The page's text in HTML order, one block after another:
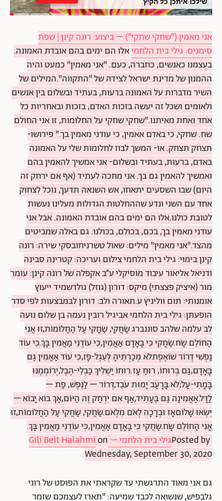
אני מאמין ("שחקי שחקי") – ביצוע: רונה קינן | שפת
סימנים: גילי בית הלחמיאלו הם ימים בהם אובדת האמונה.
בעצמנו כאנשים, כחברה, כעם. "אני מאמין" כמעט והיה
ההמנון של מדינת ישראל לצידה של "התקווה".המילים של
השיר מדברות על האמונה ברעות, בעתיד ובשלום בין אנשים
ולאומים ושכל זה יעשה בזכות האדם, בזכות ובאחריות כל
אחד ואחת מאיתנו."שחקי שחקי על החלומות, זו אני החולם
שח. שחקי, כי באדם אאמין, כי עודני מאמין בך." פירושו-
תצחק תצחק. או- המשך לבוז לחלומות שלי על האמונה
באדם, ברעות, בעתיד ובשלום- אני אמשיך להאמין בהם
ואמשיך להאמין גם בך. אני מחכה לעתיד (אף אם ירחק זה
היום) שבו השסעים יתאחו, אש השנאה תדעך, נוכל לצחוק
אחד עם השני ונדע שההחלטות הגדולות מעלינו נעשות
לטובת כולנו.אלו הם ימים בהם אובדת האמונה. אבל אני
עודני מאמין בך, בכם, בכולם, בכולנו. גם באלה שמביטים
מהצד."אני מאמין" מילים: שאול טשרניחובסקי שירה: רונה
קינן בימוי: גילי בית הלחמי צילום ועריכה: קטרינה סבינה
ודניאל אליאור עיבוד מוסיקלי ע”ב אקפלה של רונה קינן: עומר
מור (איציק פצצתי) מיקס: דורון (גוזל) גולדשמיד ייעוץ
אומנותי: תום ווליניץ ע.תאורה ולב: דורון לבמבצעות לפי סדר
הופעתן: גילי בית הלחמי אביגיל רובין נעמה בן שלום נועה
לב עלמה שלהב סוננברג שַׂחֲקִי, שַׂחֲקִי עַל הַחֲלוֹמוֹת,זוּ אֲנִי
הַחוֹלֵם שָֹח.שַׂחֲקִי כִּי בָאָדָם אַאֲמִין,כִּי עוֹדֶנִּי מַאֲמִין בָּךְ.כִּי עוֹד
נַפְשִׁי דְּרוֹר שׁוֹאֶפֶתלֹא מְכַרְתִּיהָ לְעֵגֶל-פָּז,כִּי עוֹד אַאֲמִין גַּם
בָּאָדָם,גַּם בְּרוּחוֹ, רוּחַ עָז.רוּחוֹ יַשְׁלִיךְ כַּבְלֵי-הֶבֶל,יְרוֹמְמֶנּוּ
בָּמֳתֵי-עָל;לֹא בָּרָעָב יָמוּת עֹבֵד,דְּרוֹר – לַנֶּפֶשׁ, פַּת –
לַדָּל.אַאֲמִינָה גַּם בֶּעָתִיד,אַף אִם יִרְחַק זֶה הַיּוֹם,אַךְ בּוֹא יָבוֹא –
יִשְּׂאוּ שָׁלוֹםאָז וּבְרָכָה לְאֹם מִלְאֹם.שַׂחֲקִי, שַׂחֲקִי עַל הַחֲלוֹמוֹת,זוּ
אֲנִי הַחוֹלֵם שָֹח.שַׂחֲקִי כִּי בָאָדָם אַאֲמִין,כִּי עוֹדֶנִּי מַאֲמִין בָּךְ.
Posted by ‎גילי בית הלחמי – Gili Beit Halahmi ‎ on
Wednesday, September 30, 2020
גם אני מאוד התרגשתי עד שקראתי את הפוסט של רוני
גלבפיש, שנשואה לכבד שמיעה: "תארו לעצמכם שזמר